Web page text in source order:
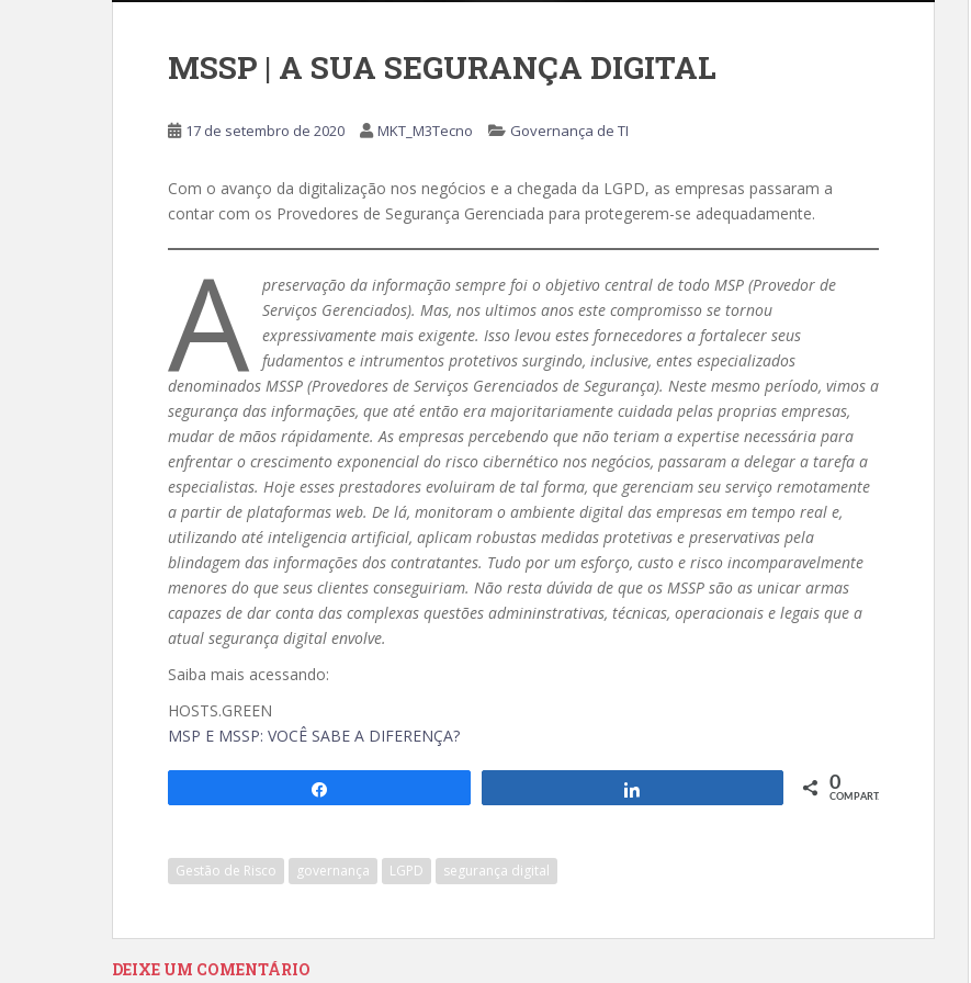
MSSP | A SUA SEGURANÇA DIGITAL
17 de setembro de 2020 MKT_M3Tecno Governança de TI
Com o avanço da digitalização nos negócios e a chegada da LGPD, as empresas passaram a
contar com os Provedores de Segurança Gerenciada para protegerem-se adequadamente.
A
preservação da informação sempre foi o objetivo central de todo MSP (Provedor de
Serviços Gerenciados). Mas, nos ultimos anos este compromisso se tornou
expressivamente mais exigente. Isso levou estes fornecedores a fortalecer seus
fudamentos e intrumentos protetivos surgindo, inclusive, entes especializados
denominados MSSP (Provedores de Serviços Gerenciados de Segurança). Neste mesmo período, vimos a
segurança das informações, que até então era majoritariamente cuidada pelas proprias empresas,
mudar de mãos rápidamente. As empresas percebendo que não teriam a expertise necessária para
enfrentar o crescimento exponencial do risco cibernético nos negócios, passaram a delegar a tarefa a
especialistas. Hoje esses prestadores evoluiram de tal forma, que gerenciam seu serviço remotamente
a partir de plataformas web. De lá, monitoram o ambiente digital das empresas em tempo real e,
utilizando até inteligencia artificial, aplicam robustas medidas protetivas e preservativas pela
blindagem das informações dos contratantes. Tudo por um esforço, custo e risco incomparavelmente
menores do que seus clientes conseguiriam. Não resta dúvida de que os MSSP são as unicar armas
capazes de dar conta das complexas questões admininstrativas, técnicas, operacionais e legais que a
atual segurança digital envolve.
Saiba mais acessando:
HOSTS.GREEN
MSP E MSSP: VOCÊ SABE A DIFERENÇA?
0
COMPART.
Gestão de Risco governança LGPD segurança digital
DEIXE UM COMENTÁRIO